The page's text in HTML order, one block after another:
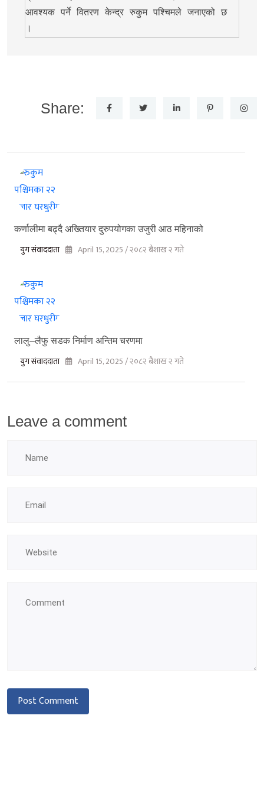
आवश्यक पर्ने वितरण केन्द्र रुकुम पश्चिमले जनाएको छ
।
Share:
कर्णालीमा बढ्दै अख्तियार दुरुपयोगका उजुरी आठ महिनाको
युग संवाददाता April 15, 2025 / २०८२ बैशाख २ गते
लालु–लैफु सडक निर्माण अन्तिम चरणमा
युग संवाददाता April 15, 2025 / २०८२ बैशाख २ गते
Leave a comment